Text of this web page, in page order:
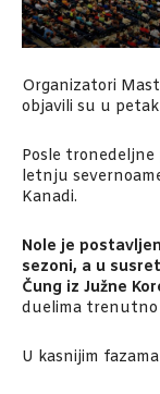
Organizatori
objavili su u
Posle
letnju
Kanadi.
Nole je
sezoni, a u
Čung iz Južne
duelima trenutno
U kasnijim